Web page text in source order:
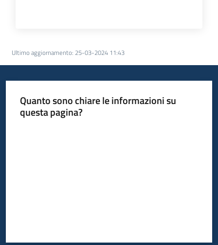
Ultimo aggiornamento: 25-03-2024 11:43
Quanto sono chiare le informazioni su
questa pagina?